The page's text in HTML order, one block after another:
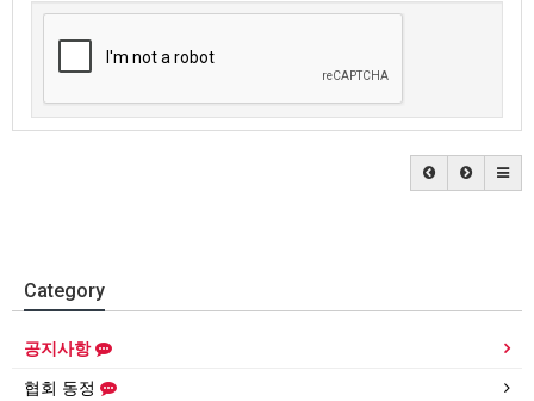
Category
공지사항
협회 동정